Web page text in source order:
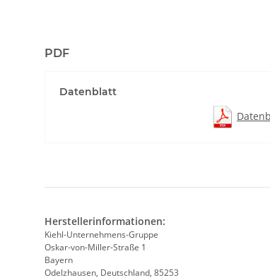
PDF
Datenblatt
Herstellerinformationen:
Kiehl-Unternehmens-Gruppe
Oskar-von-Miller-Straße 1
Bayern
Odelzhausen, Deutschland, 85253